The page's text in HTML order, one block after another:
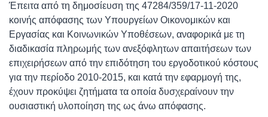
Έπειτα από τη δημοσίευση της 47284/359/17-11-2020
κοινής απόφασης των Υπουργείων Οικονομικών και
Εργασίας και Κοινωνικών Υποθέσεων, αναφορικά με τη
διαδικασία πληρωμής των ανεξόφλητων απαιτήσεων των
επιχειρήσεων από την επιδότηση του εργοδοτικού κόστους
για την περίοδο 2010-2015, και κατά την εφαρμογή της,
έχουν προκύψει ζητήματα τα οποία δυσχεραίνουν την
ουσιαστική υλοποίηση της ως άνω απόφασης.